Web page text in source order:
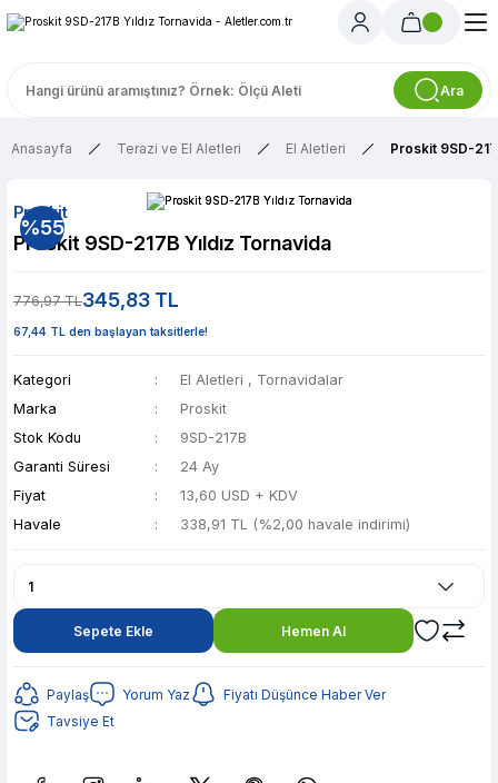
Ara
Anasayfa Terazi ve El Aletleri El Aletleri Proskit 9SD-
%55
Proskit
Proskit 9SD-217B Yıldız Tornavida
776,97 TL345,83 TL
67,44 TL den başlayan taksitlerle!
Kategori El Aletleri , Tornavidalar
Marka
Proskit
Stok Kodu
9SD-217B
Garanti Süresi
24 Ay
Fiyat
13,60 USD + KDV
Havale
338,91 TL (%2,00 havale indirimi)
Sepete Ekle Hemen Al
Paylaş Yorum Yaz
Fiyatı Düşünce Haber Ver
Tavsiye Et